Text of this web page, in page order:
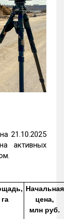
21.10.2025
активных
га
Начальная
цена,
млн руб.